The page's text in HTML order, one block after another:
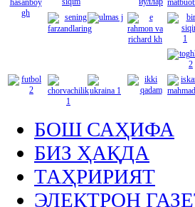
БОШ САҲИФА
БИЗ ҲАҚДА
ТАҲРИРИЯТ
ЭЛЕКТРОН